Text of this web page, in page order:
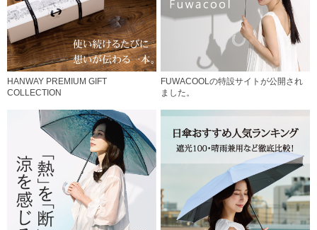
HANWAY PREMIUM GIFT
COLLECTION
FUWACOOLの特設サイトが公開され
ました。